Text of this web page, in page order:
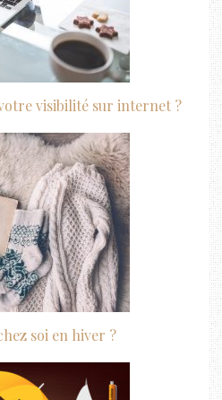
visibilité sur internet ?
soi en hiver ?